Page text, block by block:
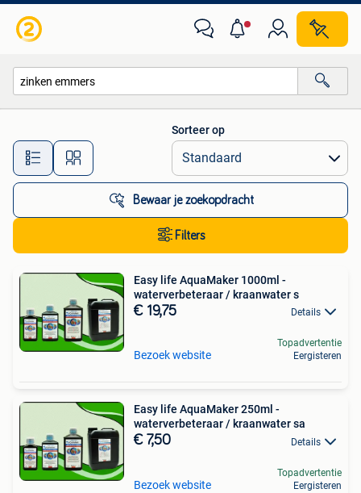
Alle afstanden…
Sorteer op
Bewaar je zoekopdracht
Filters
Easy life AquaMaker 1000ml -
waterverbeteraar / kraanwater s
€ 19,75 Details
Bezoek website
Topadvertentie
Eergisteren
Easy life AquaMaker 250ml -
waterverbeteraar / kraanwater sa
€ 7,50 Details
Bezoek website
Topadvertentie
Eergisteren